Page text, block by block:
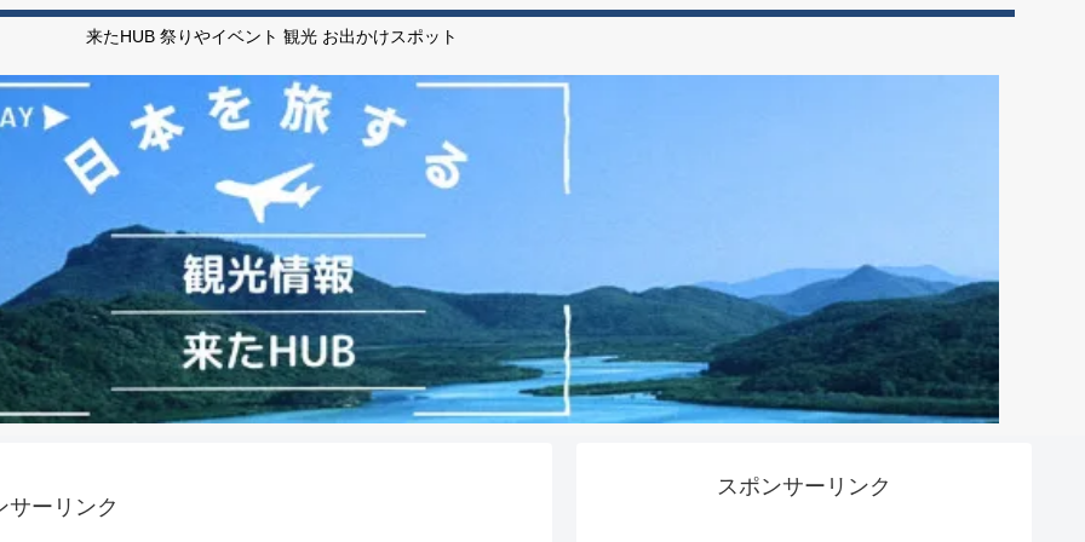
来たHUB 祭りやイベント 観光 お出かけスポット
サーリンク
スポンサーリンク